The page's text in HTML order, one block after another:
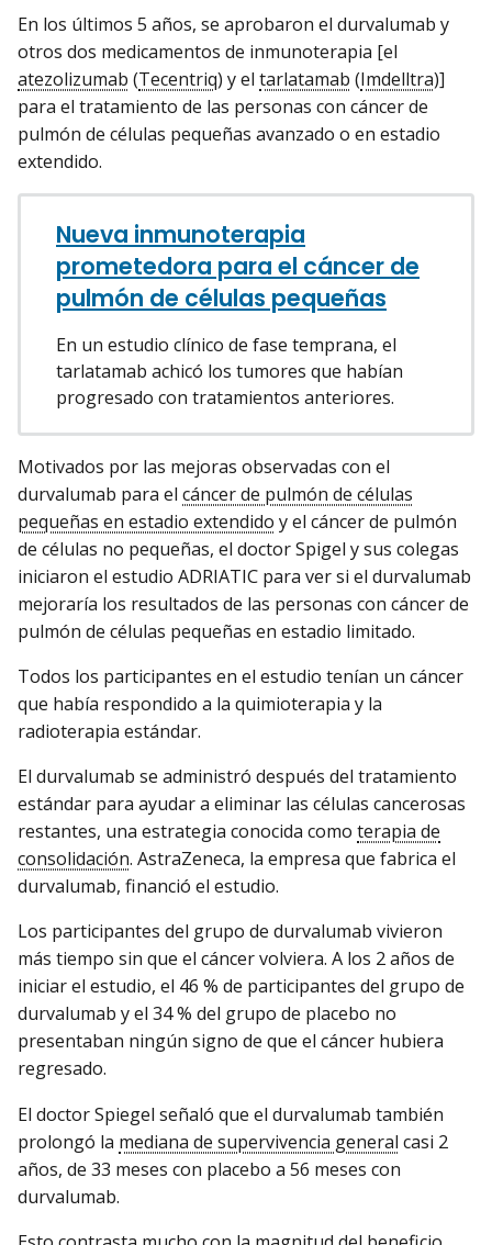
En los últimos 5 años, se aprobaron el durvalumab y
otros dos medicamentos de inmunoterapia [el
atezolizumab (Tecentriq) y el tarlatamab (Imdelltra)]
para el tratamiento de las personas con cáncer de
pulmón de células pequeñas avanzado o en estadio
extendido.
Nueva inmunoterapia
prometedora para el cáncer de
pulmón de células pequeñas
En un estudio clínico de fase temprana, el
tarlatamab achicó los tumores que habían
progresado con tratamientos anteriores.
Motivados por las mejoras observadas con el
durvalumab para el cáncer de pulmón de células
pequeñas en estadio extendido y el cáncer de pulmón
de células no pequeñas, el doctor Spigel y sus colegas
iniciaron el estudio ADRIATIC para ver si el durvalumab
mejoraría los resultados de las personas con cáncer de
pulmón de células pequeñas en estadio limitado.
Todos los participantes en el estudio tenían un cáncer
que había respondido a la quimioterapia y la
radioterapia estándar.
El durvalumab se administró después del tratamiento
estándar para ayudar a eliminar las células cancerosas
restantes, una estrategia conocida como terapia de
consolidación. AstraZeneca, la empresa que fabrica el
durvalumab, financió el estudio.
Los participantes del grupo de durvalumab vivieron
más tiempo sin que el cáncer volviera. A los 2 años de
iniciar el estudio, el 46 % de participantes del grupo de
durvalumab y el 34 % del grupo de placebo no
presentaban ningún signo de que el cáncer hubiera
regresado.
El doctor Spiegel señaló que el durvalumab también
prolongó la mediana de supervivencia general casi 2
años, de 33 meses con placebo a 56 meses con
durvalumab.